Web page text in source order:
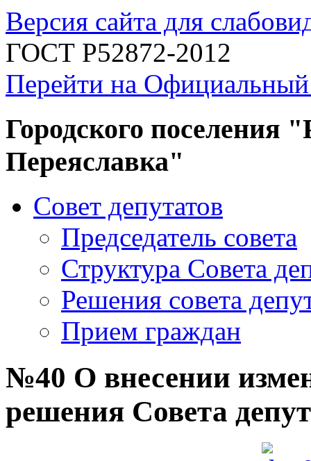
Версия сайта для
ГОСТ Р52872-2012
Перейти на
Городского поселения
Переяславка"
Совет депутатов
Председатель совета
Структура Совета
Решения совета
Прием граждан
№40 О внесении
решения Совета